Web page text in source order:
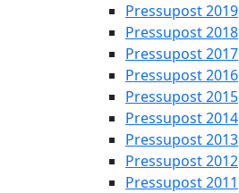
Pressupost 2019
Pressupost 2018
Pressupost 2017
Pressupost 2016
Pressupost 2015
Pressupost 2014
Pressupost 2013
Pressupost 2012
Pressupost 2011